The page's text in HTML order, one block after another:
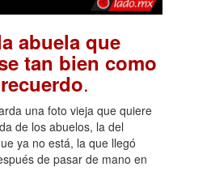
abuela que
tan bien como
.
una foto vieja que quiere
de los abuelos, la del
ya no está, la que llegó
de pasar de mano en